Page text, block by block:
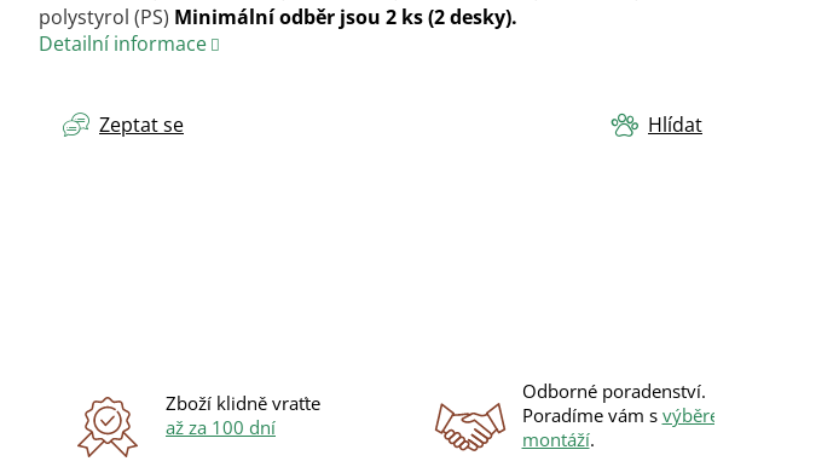
polystyrol (PS) Minimální odběr jsou 2 ks (2 desky).
Detailní informace
Zeptat se Hlídat
Zboží klidně vraťte
až za 100 dní
Odborné poradenství.
Poradíme vám s výběrem
montáží.